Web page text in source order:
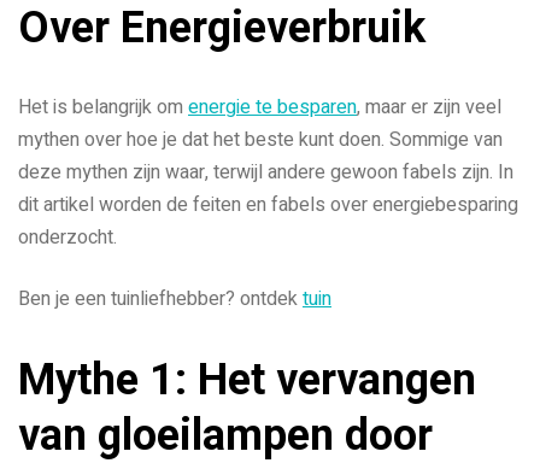
Over Energieverbruik
Het is belangrijk om energie te besparen, maar er zijn veel
mythen over hoe je dat het beste kunt doen. Sommige van
deze mythen zijn waar, terwijl andere gewoon fabels zijn. In
dit artikel worden de feiten en fabels over energiebesparing
onderzocht.
Ben je een tuinliefhebber? ontdektuin
Mythe 1: Het vervangen
van gloeilampen door